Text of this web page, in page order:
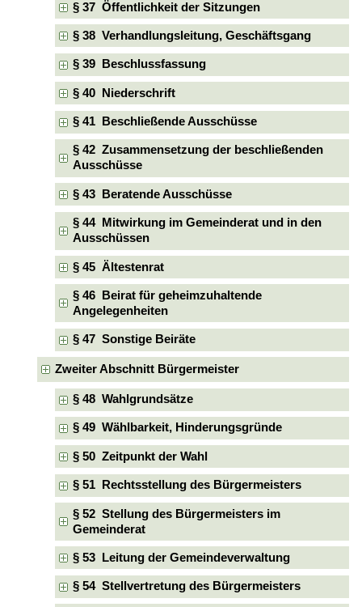
§ 37 Öffentlichkeit der Sitzungen
§ 38 Verhandlungsleitung, Geschäftsgang
§ 39 Beschlussfassung
§ 40 Niederschrift
§ 41 Beschließende Ausschüsse
§ 42 Zusammensetzung der beschließenden
Ausschüsse
§ 43 Beratende Ausschüsse
§ 44 Mitwirkung im Gemeinderat und in den
Ausschüssen
§ 45 Ältestenrat
§ 46 Beirat für geheimzuhaltende
Angelegenheiten
§ 47 Sonstige Beiräte
Zweiter Abschnitt Bürgermeister
§ 48 Wahlgrundsätze
§ 49 Wählbarkeit, Hinderungsgründe
§ 50 Zeitpunkt der Wahl
§ 51 Rechtsstellung des Bürgermeisters
§ 52 Stellung des Bürgermeisters im
Gemeinderat
§ 53 Leitung der Gemeindeverwaltung
§ 54 Stellvertretung des Bürgermeisters